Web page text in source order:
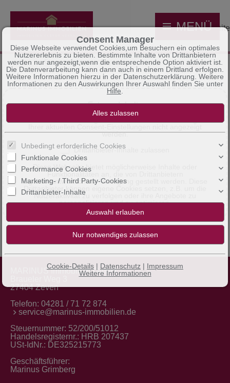
MENÜStartseite
Kaufen Finanzierungsrechner
Externe Inhalte
werden.
Drittanbieter-Inhalte zulassen
Diese Webseite bietet möglicherweise Inhalte oder
Funktionalitäten an, die von Drittanbietern
eigenverantwortlich zur Verfügung gestellt werden. Diese
Drittanbieter können eigene Cookies setzen, z.B. um die
Nutzeraktivität zu verfolgen oder ihre Angebote zu
personalisieren und zu optimieren.
MARINUS Immobilien GmbH
27404 Zeven
Telefon: 04281 / 71 72 874
service@marinus-immobilien.de
Steuernummer: 52/200/51012
Handelsregisternr.: HRB 207437
USt-IdNr.: DE325215773
Geschäftsführer:
Marinus Grimberg
Consent Manager
Diese Webseite verwendet Cookies,um Besuchern ein optimales
Nutzererlebnis zu bieten. Bestimmte Inhalte von Drittanbietern
werden nur angezeigt,wenn die entsprechende Option aktiviert ist.
Die Datenverarbeitung kann dann auch in einem Drittland erfolgen.
Weitere Informationen hierzu in der Datenschutzerklärung. Weitere
Informationen zu den Auswirkungen Ihrer Auswahl finden Sie unter
Hilfe.
Unbedingt erforderliche Cookies
Funktionale Cookies
Performance Cookies
Marketing- / Third Party-Cookies
Drittanbieter-Inhalte
Cookie-Details | Datenschutz | Impressum
Weitere Informationen